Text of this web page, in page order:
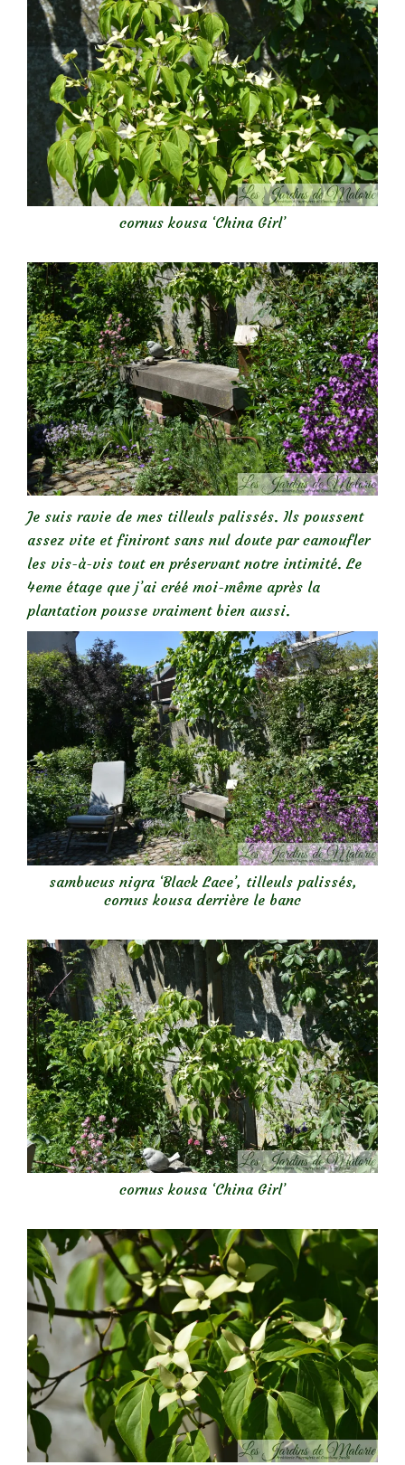
cornus kousa ‘China Girl’
Je suis ravie de mes tilleuls palissés. Ils poussent
assez vite et finiront sans nul doute par camoufler
les vis-à-vis tout en préservant notre intimité. Le
4eme étage que j’ai créé moi-même après la
plantation pousse vraiment bien aussi.
sambucus nigra ‘Black Lace’, tilleuls palissés,
cornus kousa derrière le banc
cornus kousa ‘China Girl’